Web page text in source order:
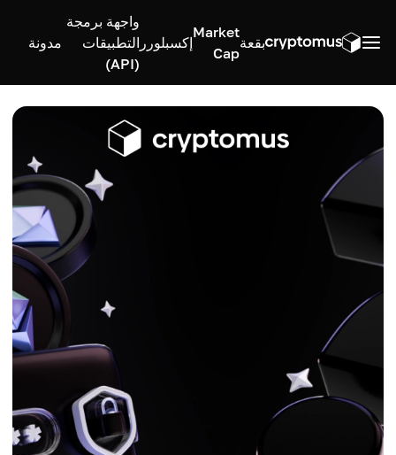
بقعة
Market
Cap
إكسبلورر
واجهة برمجة
التطبيقات
(API)
مدونة